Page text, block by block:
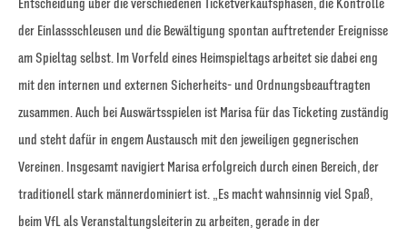
der Einlassschleusen und die Bewältigung spontan auftretender Ereignisse
am Spieltag selbst. Im Vorfeld eines Heimspieltags arbeitet sie dabei eng
mit den internen und externen Sicherheits- und Ordnungsbeauftragten
zusammen. Auch bei Auswärtsspielen ist Marisa für das Ticketing zuständig
und steht dafür in engem Austausch mit den jeweiligen gegnerischen
Vereinen. Insgesamt navigiert Marisa erfolgreich durch einen Bereich, der
traditionell stark männerdominiert ist. „Es macht wahnsinnig viel Spaß,
beim VfL als Veranstaltungsleiterin zu arbeiten, gerade in der